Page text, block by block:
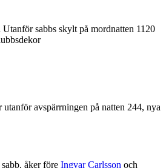
sabbs skylt på mordnatten 1120
utanför avspärrningen på natten 244, nya
åker före Ingvar Carlsson och